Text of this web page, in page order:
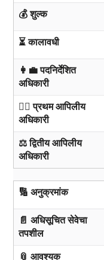
💰 शुल्क
⏳ कालावधी
👩‍💼 पदनिर्देशित
अधिकारी
🧑‍⚖️ प्रथम आपिलीय
अधिकारी
⚖️ द्वितीय आपिलीय
अधिकारी
🔢 अनुक्रमांक
📄 अधिसूचित सेवेचा
तपशील
📎 आवश्यक